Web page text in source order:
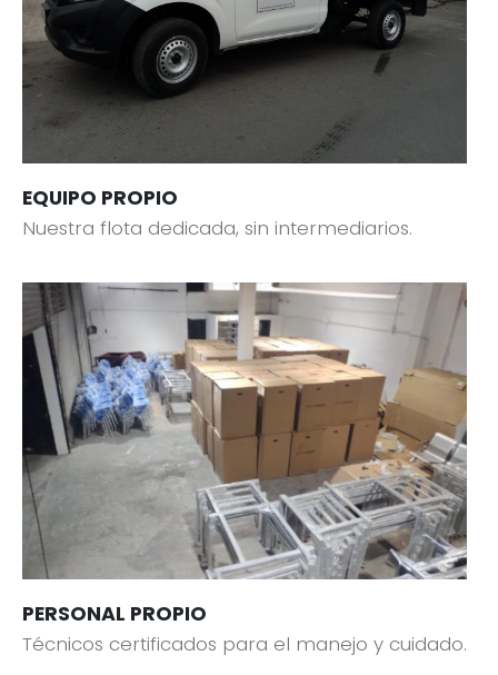
EQUIPO PROPIO
Nuestra flota dedicada, sin intermediarios.
PERSONAL PROPIO
Técnicos certificados para el manejo y cuidado.